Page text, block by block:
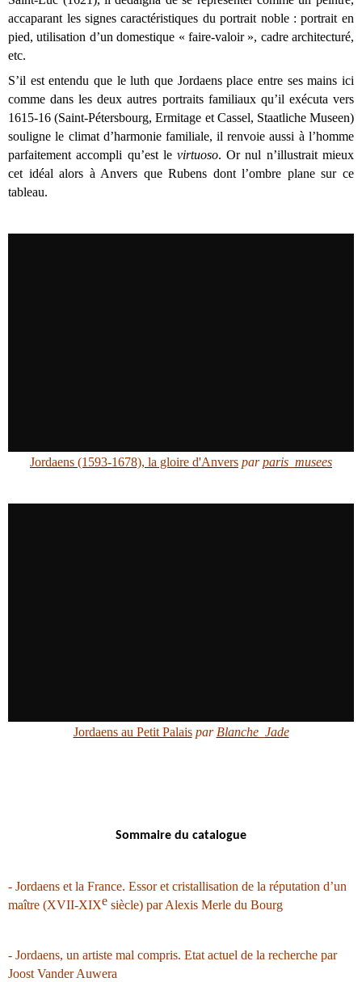
accaparant les signes caractéristiques du portrait noble : portrait en
pied, utilisation d’un domestique « faire-valoir », cadre architecturé,
etc.
S’il est entendu que le luth que Jordaens place entre ses mains ici
comme dans les deux autres portraits familiaux qu’il exécuta vers
1615-16 (Saint-Pétersbourg, Ermitage et Cassel, Staatliche Museen)
souligne le climat d’harmonie familiale, il renvoie aussi à l’homme
parfaitement accompli qu’est le virtuoso. Or nul n’illustrait mieux
cet idéal alors à Anvers que Rubens dont l’ombre plane sur ce
tableau.
Jordaens (1593-1678), la gloire d'Anvers parparis_musees
Jordaens au Petit Palais par Blanche_Jade
Sommaire du catalogue
- Jordaens et la France. Essor et cristallisation de la réputation d’un
maître (XVII-XIXesiècle) par Alexis Merle du Bourg
- Jordaens, un artiste mal compris. Etat actuel de la recherche par
Joost Vander Auwera